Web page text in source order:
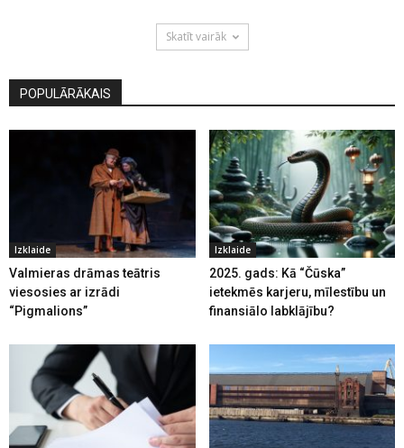
Skatīt vairāk
POPULĀRĀKAIS
Izklaide
Valmieras drāmas teātris
viesosies ar izrādi
“Pigmalions”
Izklaide
2025. gads: Kā “Čūska”
ietekmēs karjeru, mīlestību un
finansiālo labklājību?